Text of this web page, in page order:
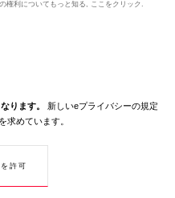
ります。
新しいeプライバシーの規定
求めています。
許可
権利についてもっと知る,
ここをクリック
著作権所有
ンターネットクッキー
Twitter Pinterest
関する情報を送信するためにのみ